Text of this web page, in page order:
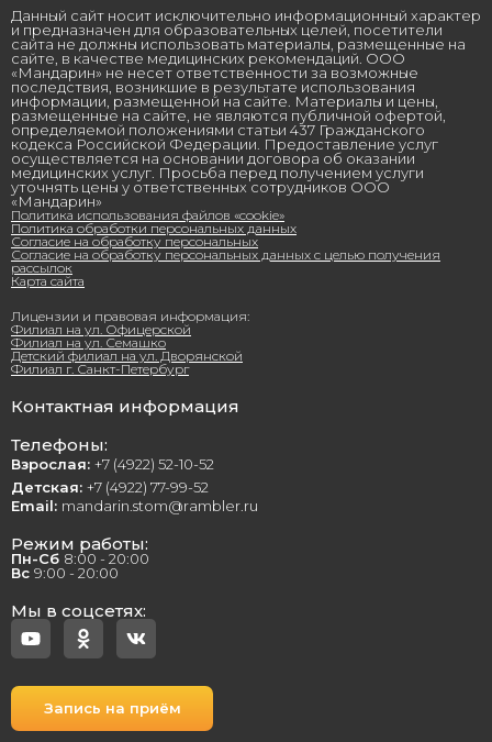
Данный сайт носит исключительно информационный характер
и предназначен для образовательных целей, посетители
сайта не должны использовать материалы, размещенные на
сайте, в качестве медицинских рекомендаций. ООО
«Мандарин» не несет ответственности за возможные
последствия, возникшие в результате использования
информации, размещенной на сайте. Материалы и цены,
размещенные на сайте, не являются публичной офертой,
определяемой положениями статьи 437 Гражданского
кодекса Российской Федерации. Предоставление услуг
осуществляется на основании договора об оказании
медицинских услуг. Просьба перед получением услуги
уточнять цены у ответственных сотрудников ООО
«Мандарин»
Политика использования файлов «cookie»
Политика обработки персональных данных
Согласие на обработку персональных
Согласие на обработку персональных данных с целью получения
рассылок
Карта сайта
Лицензии и правовая информация:
Филиал на ул. Офицерской
Филиал на ул. Семашко
Детский филиал на ул. Дворянской
Филиал г. Санкт-Петербург
Контактная информация
Телефоны:
Взрослая: +7 (4922) 52-10-52
Детская: +7 (4922) 77-99-52
Email: mandarin.stom@rambler.ru
Режим работы:
Пн-Сб 8:00 - 20:00
Вс 9:00 - 20:00
Мы в соцсетях:
Запись на приём